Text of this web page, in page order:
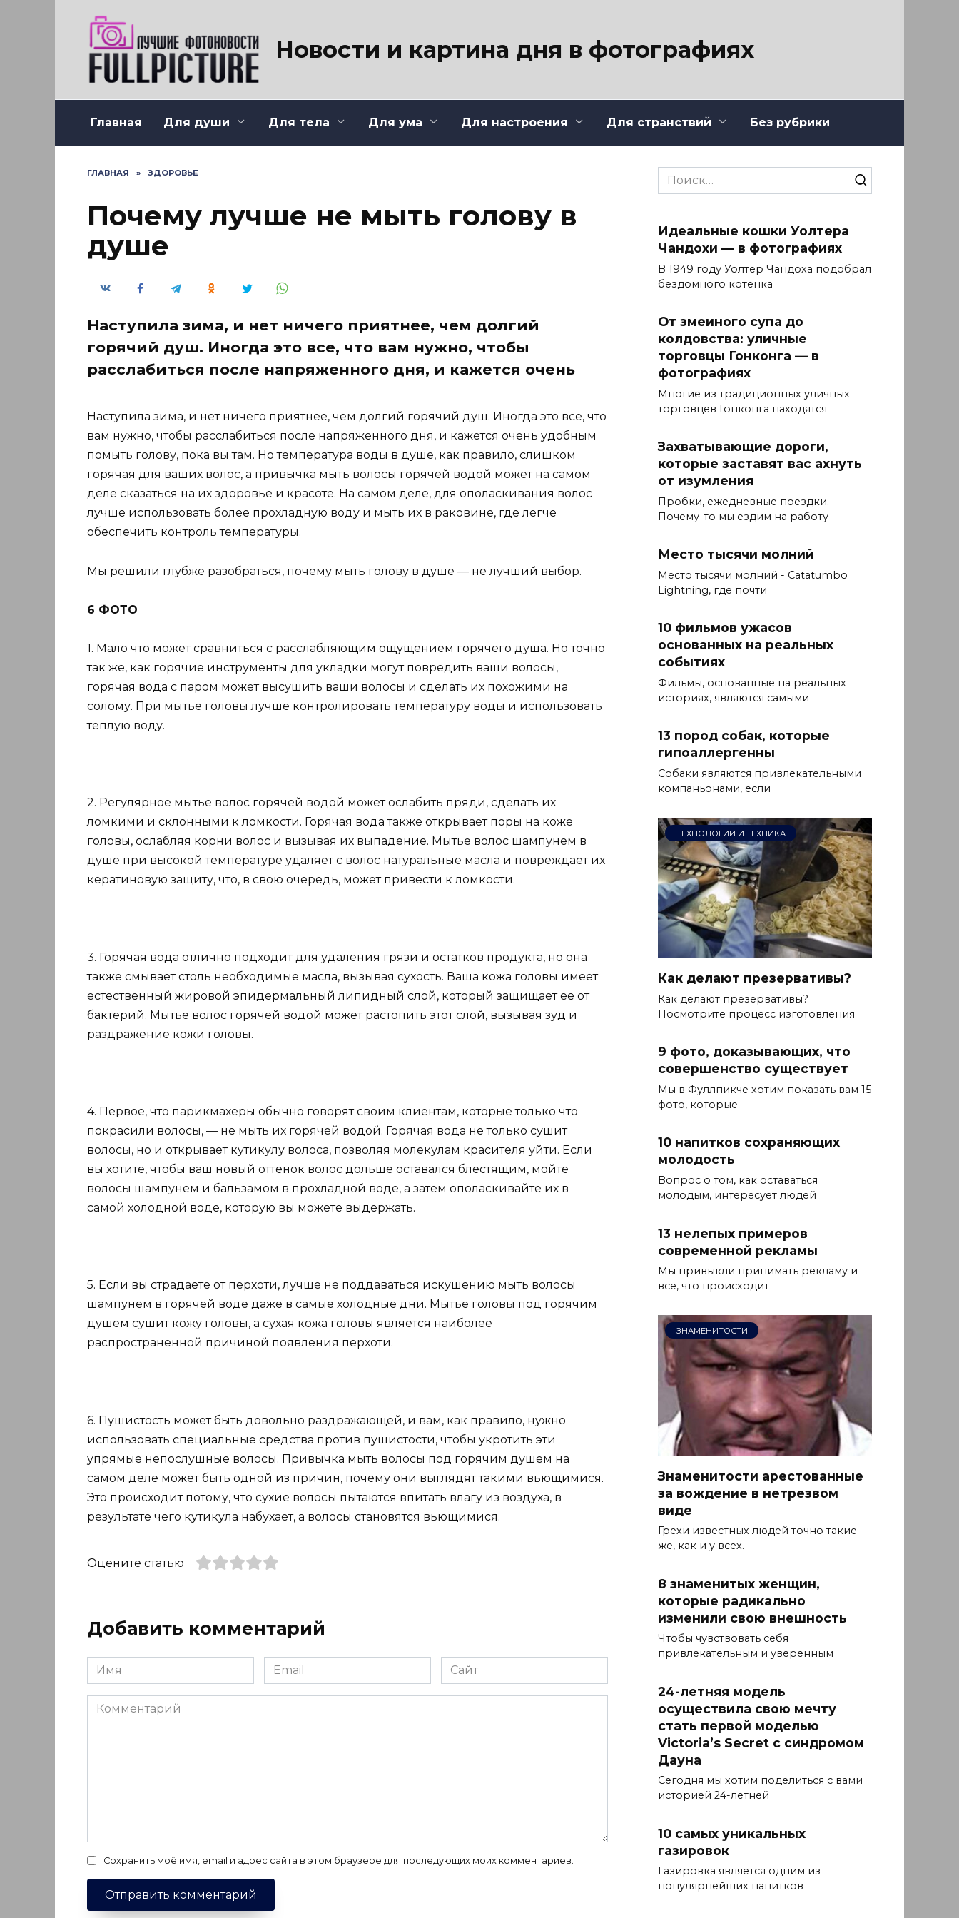
Новости и картина дня в фотографиях
Главная Для души Для тела Для ума Для настроения Для странствий Без рубрики
ГЛАВНАЯ » ЗДОРОВЬЕ
Почему лучше не мыть голову в
душе
Наступила зима, и нет ничего приятнее, чем долгий
горячий душ. Иногда это все, что вам нужно, чтобы
расслабиться после напряженного дня, и кажется очень
Наступила зима, и нет ничего приятнее, чем долгий горячий душ. Иногда это все, что
вам нужно, чтобы расслабиться после напряженного дня, и кажется очень удобным
помыть голову, пока вы там. Но температура воды в душе, как правило, слишком
горячая для ваших волос, а привычка мыть волосы горячей водой может на самом
деле сказаться на их здоровье и красоте. На самом деле, для ополаскивания волос
лучше использовать более прохладную воду и мыть их в раковине, где легче
обеспечить контроль температуры.
Мы решили глубже разобраться, почему мыть голову в душе — не лучший выбор.
6 ФОТО
1. Мало что может сравниться с расслабляющим ощущением горячего душа. Но точно
так же, как горячие инструменты для укладки могут повредить ваши волосы,
горячая вода с паром может высушить ваши волосы и сделать их похожими на
солому. При мытье головы лучше контролировать температуру воды и использовать
теплую воду.
2. Регулярное мытье волос горячей водой может ослабить пряди, сделать их
ломкими и склонными к ломкости. Горячая вода также открывает поры на коже
головы, ослабляя корни волос и вызывая их выпадение. Мытье волос шампунем в
душе при высокой температуре удаляет с волос натуральные масла и повреждает их
кератиновую защиту, что, в свою очередь, может привести к ломкости.
3. Горячая вода отлично подходит для удаления грязи и остатков продукта, но она
также смывает столь необходимые масла, вызывая сухость. Ваша кожа головы имеет
естественный жировой эпидермальный липидный слой, который защищает ее от
бактерий. Мытье волос горячей водой может растопить этот слой, вызывая зуд и
раздражение кожи головы.
4. Первое, что парикмахеры обычно говорят своим клиентам, которые только что
покрасили волосы, — не мыть их горячей водой. Горячая вода не только сушит
волосы, но и открывает кутикулу волоса, позволяя молекулам красителя уйти. Если
вы хотите, чтобы ваш новый оттенок волос дольше оставался блестящим, мойте
волосы шампунем и бальзамом в прохладной воде, а затем ополаскивайте их в
самой холодной воде, которую вы можете выдержать.
5. Если вы страдаете от перхоти, лучше не поддаваться искушению мыть волосы
шампунем в горячей воде даже в самые холодные дни. Мытье головы под горячим
душем сушит кожу головы, а сухая кожа головы является наиболее
распространенной причиной появления перхоти.
6. Пушистость может быть довольно раздражающей, и вам, как правило, нужно
использовать специальные средства против пушистости, чтобы укротить эти
упрямые непослушные волосы. Привычка мыть волосы под горячим душем на
самом деле может быть одной из причин, почему они выглядят такими вьющимися.
Это происходит потому, что сухие волосы пытаются впитать влагу из воздуха, в
результате чего кутикула набухает, а волосы становятся вьющимися.
Оцените статью
Добавить комментарий
Имя
*
Email
*
Сайт
Комментарий
Сохранить моё имя, email и адрес сайта в этом браузере для последующих моих комментариев.
Search
for:
Идеальные кошки Уолтера
Чандохи — в фотографиях
В 1949 году Уолтер Чандоха подобрал
бездомного котенка
От змеиного супа до
колдовства: уличные
торговцы Гонконга — в
фотографиях
Многие из традиционных уличных
торговцев Гонконга находятся
Захватывающие дороги,
которые заставят вас ахнуть
от изумления
Пробки, ежедневные поездки.
Почему-то мы ездим на работу
Место тысячи молний
Место тысячи молний - Catatumbo
Lightning, где почти
10 фильмов ужасов
основанных на реальных
событиях
Фильмы, основанные на реальных
историях, являются самыми
13 пород собак, которые
гипоаллергенны
Собаки являются привлекательными
компаньонами, если
ТЕХНОЛОГИИ И ТЕХНИКА
Как делают презервативы?
Как делают презервативы?
Посмотрите процесс изготовления
9 фото, доказывающих, что
совершенство существует
Мы в Фуллпикче хотим показать вам 15
фото, которые
10 напитков сохраняющих
молодость
Вопрос о том, как оставаться
молодым, интересует людей
13 нелепых примеров
современной рекламы
Мы привыкли принимать рекламу и
все, что происходит
ЗНАМЕНИТОСТИ
Знаменитости арестованные
за вождение в нетрезвом
виде
Грехи известных людей точно такие
же, как и у всех.
8 знаменитых женщин,
которые радикально
изменили свою внешность
Чтобы чувствовать себя
привлекательным и уверенным
24-летняя модель
осуществила свою мечту
стать первой моделью
Victoria’s Secret с синдромом
Дауна
Сегодня мы хотим поделиться с вами
историей 24-летней
10 самых уникальных
газировок
Газировка является одним из
популярнейших напитков